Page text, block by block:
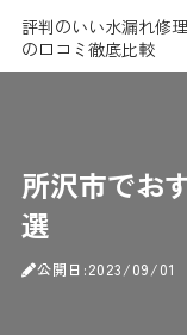
評判のいい水漏れ修
の口コミ徹底比較
所沢市でお
選
公開日:2023/09/01